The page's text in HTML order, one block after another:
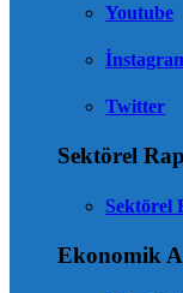
Youtube
Twitter
Sektörel
Sektörel
Ekonomik